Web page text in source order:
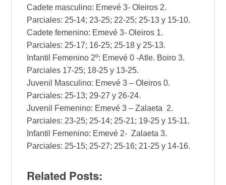
Cadete masculino: Emevé 3- Oleiros 2.
Parciales: 25-14; 23-25; 22-25; 25-13 y 15-10.
Cadete femenino: Emevé 3- Oleiros 1.
Parciales: 25-17; 16-25; 25-18 y 25-13.
Infantil Femenino 2º: Emevé 0 -Atle. Boiro 3.
Parciales 17-25; 18-25 y 13-25.
Juvenil Masculino: Emevé 3 – Oleiros 0.
Parciales: 25-13; 29-27 y 26-24.
Juvenil Femenino: Emevé 3 – Zalaeta 2.
Parciales: 23-25; 25-14; 25-21; 19-25 y 15-11.
Infantil Femenino: Emevé 2- Zalaeta 3.
Parciales: 25-15; 25-27; 25-16; 21-25 y 14-16.
Related Posts: